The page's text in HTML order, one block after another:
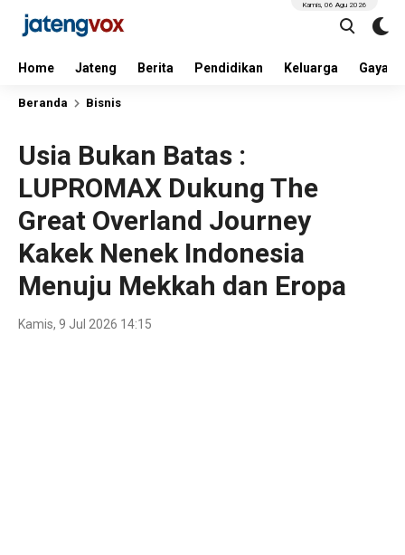
Home Jateng Berita Pendidikan Keluarga Gaya
Kamis, 06 Agu 2026
Beranda Bisnis
Usia Bukan Batas :
LUPROMAX Dukung The
Great Overland Journey
Kakek Nenek Indonesia
Menuju Mekkah dan Eropa
Kamis, 9 Jul 2026 14:15